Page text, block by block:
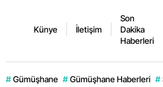
Künye İletişim
Son
Dakika
Haberleri
# Gümüşhane # Gümüşhane Haberleri #